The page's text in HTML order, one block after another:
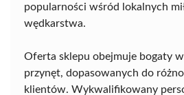
popularności wśród lokalnych
wędkarstwa.
Oferta sklepu obejmuje bogaty
przynęt, dopasowanych do
klientów. Wykwalifikowany